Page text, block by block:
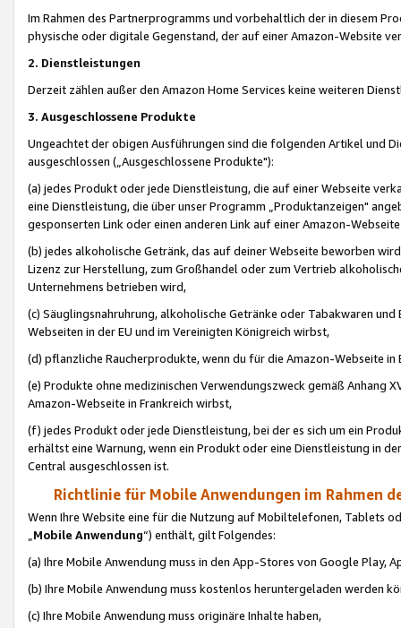
Im Rahmen des Partnerprogramms und vorbehaltlich der in diesem
physische oder digitale Gegenstand, der auf einer Amazon-Website
2. Dienstleistungen
Derzeit zählen außer den Amazon Home Services keine weiteren
3. Ausgeschlossene Produkte
Ungeachtet der obigen Ausführungen sind die folgenden Artikel und
ausgeschlossen („Ausgeschlossene Produkte"):
(a) jedes Produkt oder jede Dienstleistung, die auf einer Webseite
eine Dienstleistung, die über unser Programm „Produktanzeigen"
gesponserten Link oder einen anderen Link auf einer Amazon-
(b) jedes alkoholische Getränk, das auf deiner Webseite beworben
Lizenz zur Herstellung, zum Großhandel oder zum Vertrieb
Unternehmens betrieben wird,
(c) Säuglingsnahruhrung, alkoholische Getränke oder Tabakwaren
Webseiten in der EU und im Vereinigten Königreich wirbst,
(d) pflanzliche Raucherprodukte, wenn du für die Amazon-Webseite in
(e) Produkte ohne medizinischen Verwendungszweck gemäß Anhang
Amazon-Webseite in Frankreich wirbst,
(f) jedes Produkt oder jede Dienstleistung, bei der es sich um ein
erhältst eine Warnung, wenn ein Produkt oder eine Dienstleistung in
Central ausgeschlossen ist.
Richtlinie für Mobile Anwendungen im Rahmen
Wenn Ihre Website eine für die Nutzung auf Mobiltelefonen, Tablets
„Mobile Anwendung“) enthält, gilt Folgendes:
(a) Ihre Mobile Anwendung muss in den App-Stores von Google Play,
(b) Ihre Mobile Anwendung muss kostenlos heruntergeladen werden
(c) Ihre Mobile Anwendung muss originäre Inhalte haben,